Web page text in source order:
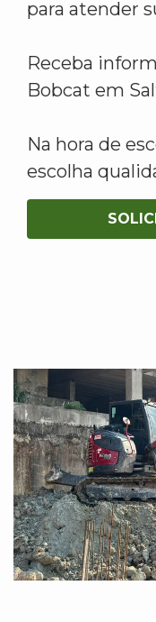
para atender
Receba
Bobcat em
Na hora de
escolha